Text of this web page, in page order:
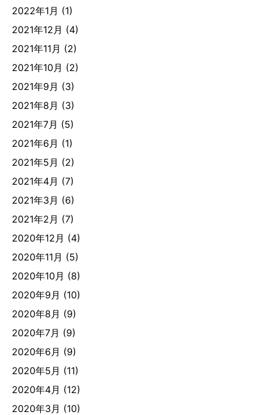
2022年1月 (1)
2021年12月 (4)
2021年11月 (2)
2021年10月 (2)
2021年9月 (3)
2021年8月 (3)
2021年7月 (5)
2021年6月 (1)
2021年5月 (2)
2021年4月 (7)
2021年3月 (6)
2021年2月 (7)
2020年12月 (4)
2020年11月 (5)
2020年10月 (8)
2020年9月 (10)
2020年8月 (9)
2020年7月 (9)
2020年6月 (9)
2020年5月 (11)
2020年4月 (12)
2020年3月 (10)